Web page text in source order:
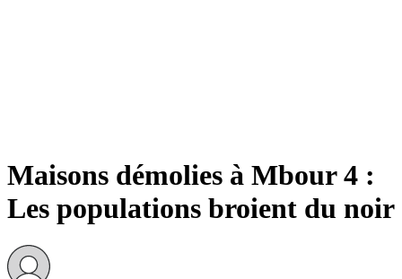
Maisons démolies à Mbour 4 :
Les populations broient du noir